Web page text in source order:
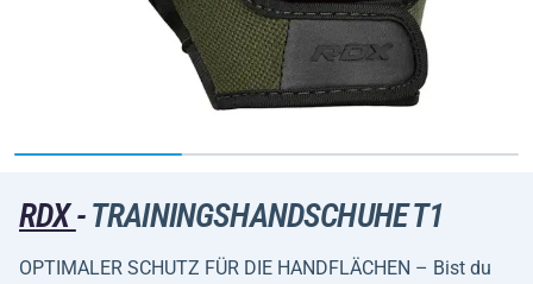
RDX-TRAININGSHANDSCHUHE T1
OPTIMALER SCHUTZ FÜR DIE HANDFLÄCHEN – Bist du